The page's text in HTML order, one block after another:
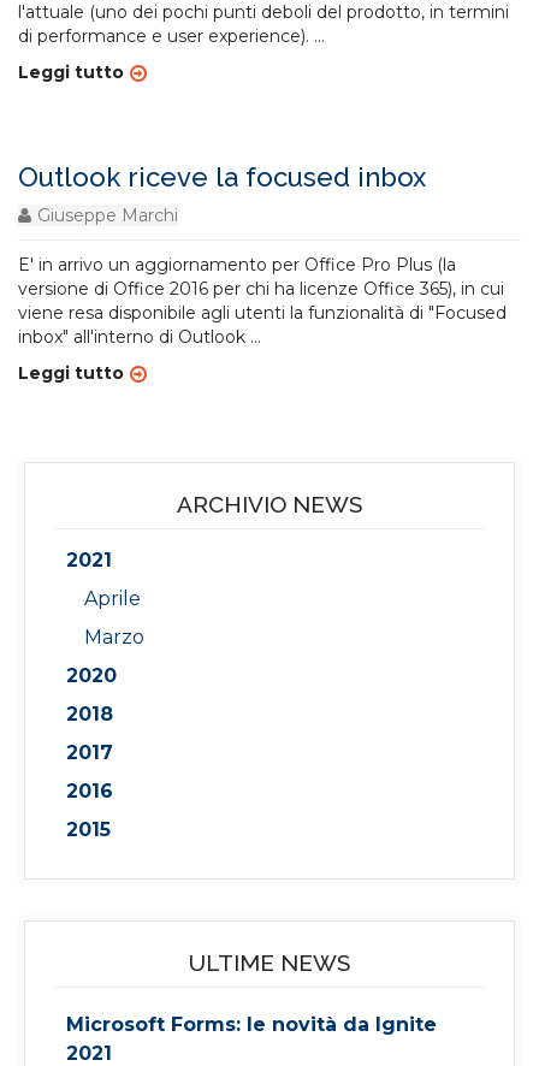
l'attuale (uno dei pochi punti deboli del prodotto, in termini
di performance e user experience). ...
Leggi tutto
Outlook riceve la focused inbox
Giuseppe Marchi
E' in arrivo un aggiornamento per Office Pro Plus (la
versione di Office 2016 per chi ha licenze Office 365), in cui
viene resa disponibile agli utenti la funzionalità di "Focused
inbox" all'interno di Outlook ...
Leggi tutto
ARCHIVIO NEWS
2021
Aprile
Marzo
2020
2018
2017
2016
2015
ULTIME NEWS
Microsoft Forms: le novità da Ignite
2021